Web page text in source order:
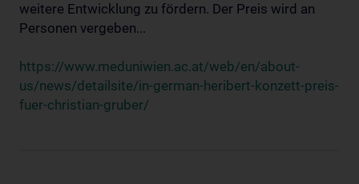
weitere Entwicklung zu fördern. Der Preis wird an
Personen vergeben...
https://www.meduniwien.ac.at/web/en/about-
us/news/detailsite/in-german-heribert-konzett-preis-
fuer-christian-gruber/